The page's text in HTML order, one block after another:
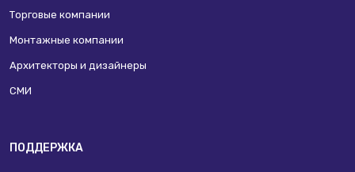
Торговые компании
Монтажные компании
Архитекторы и дизайнеры
СМИ
ПОДДЕРЖКА